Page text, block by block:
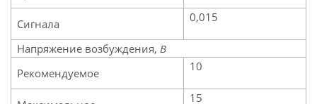
Сигнала 0,015
Напряжение возбуждения, В
Рекомендуемое
10
15